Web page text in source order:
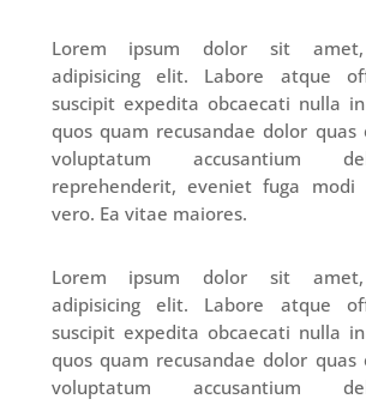
Lorem ipsum dolor sit amet,
adipisicing elit. Labore atque
suscipit expedita obcaecati nulla
quos quam recusandae dolor quas
voluptatum accusantium
reprehenderit, eveniet fuga modi
vero. Ea vitae maiores.
Lorem ipsum dolor sit amet,
adipisicing elit. Labore atque
suscipit expedita obcaecati nulla
quos quam recusandae dolor quas
voluptatum accusantium